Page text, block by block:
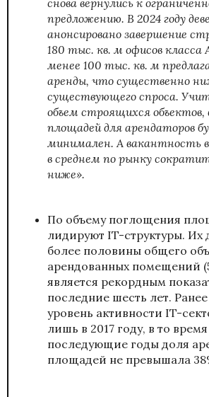
снова вернулись к
предложению. В 2024 году
анонсировано завершение
180 тыс. кв. м офисов класса
менее 100 тыс. кв. м
аренды, что существенно
существующего спроса.
объем строящихся объектов,
площадей для арендаторов
минимален. А вакантность
в среднем по рынку
ниже».
По объему поглощения
лидируют IT-структуры. Их
более половины общего
арендованных помещений
является рекордным
последние шесть лет.
уровень активности IT-
лишь в 2017 году, в то время
последующие годы доля
площадей не превышала